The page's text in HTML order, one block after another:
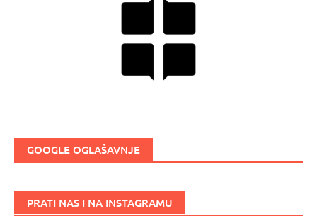
GOOGLE OGLAŠAVNJE
PRATI NAS I NA INSTAGRAMU